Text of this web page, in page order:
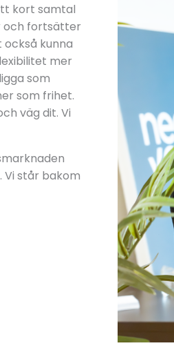
kort samtal
och fortsätter
kunna
mer
som
som frihet.
väg dit. Vi
Vi står bakom